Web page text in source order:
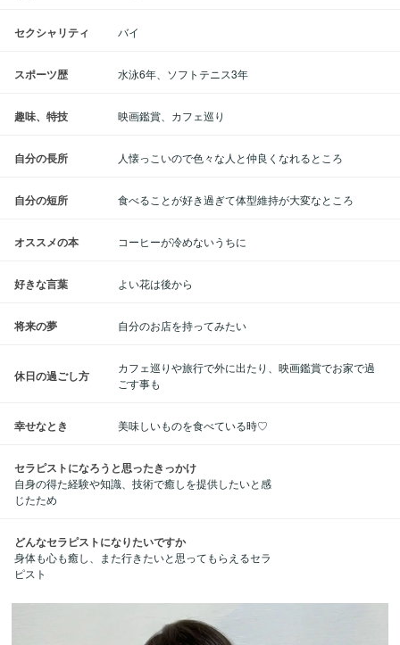
セクシャリティ バイ
スポーツ歴 水泳6年、ソフトテニス3年
趣味、特技 映画鑑賞、カフェ巡り
自分の長所 人懐っこいので色々な人と仲良くなれるところ
自分の短所 食べることが好き過ぎて体型維持が大変なところ
オススメの本 コーヒーが冷めないうちに
好きな言葉 よい花は後から
将来の夢 自分のお店を持ってみたい
休日の過ごし方
カフェ巡りや旅行で外に出たり、映画鑑賞でお家で過
ごす事も
幸せなとき 美味しいものを食べている時♡
セラピストになろうと思ったきっかけ
自身の得た経験や知識、技術で癒しを提供したいと感
じたため
どんなセラピストになりたいですか
身体も心も癒し、また行きたいと思ってもらえるセラ
ピスト